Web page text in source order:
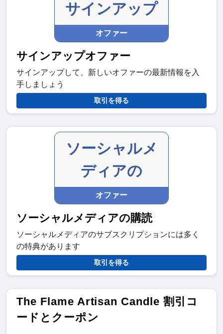
サインアップ
オファー
サインアップオファー
サインアップして、新しいオファーの最新情報を入
手しましょう
取引を得る
ソーシャルメ
ディアの
オファー
ソーシャルメディアの購読
ソーシャルメディアのサブスクリプションには多く
の特典があります
取引を得る
The Flame Artisan Candle 割引コ
ードとクーポン